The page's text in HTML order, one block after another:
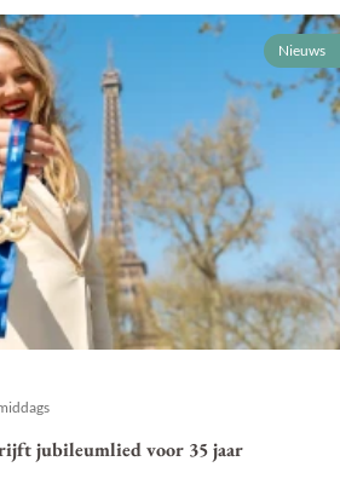
Nieuws
jubileumlied voor 35 jaar